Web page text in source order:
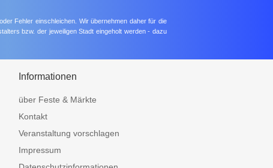
Fehler einschleichen. Wir übernehmen daher für die
bzw. der jeweiligen Stadt eingeholt werden - dazu
Informationen
über Feste & Märkte
Kontakt
Veranstaltung vorschlagen
Impressum